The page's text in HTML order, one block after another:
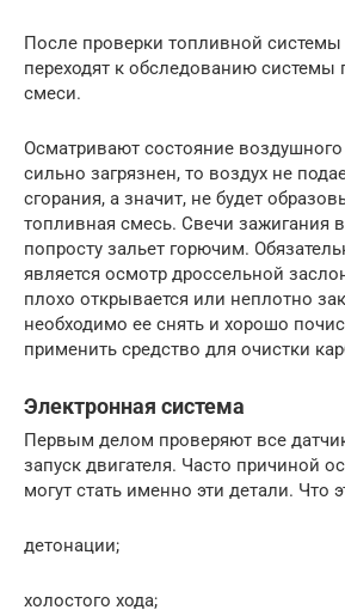
После проверки топливной
переходят к обследованию системы
смеси.
Осматривают состояние
сильно загрязнен, то воздух не
сгорания, а значит, не будет
топливная смесь. Свечи зажигания
попросту зальет горючим.
является осмотр дроссельной
плохо открывается или неплотно
необходимо ее снять и хорошо
применить средство для очистки
Электронная система
Первым делом проверяют все
запуск двигателя. Часто причиной
могут стать именно эти детали. Что
детонации;
холостого хода;